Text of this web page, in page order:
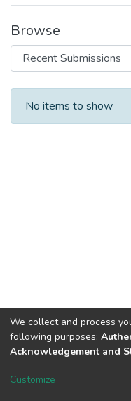
Browse
Recent
No items to show
DSpace software
We collect and process
following purposes:
Acknowledgement and
Customize